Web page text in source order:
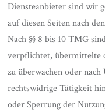
Diensteanbieter sind wir
auf diesen Seiten nach
Nach §§ 8 bis 10 TMG
verpflichtet, übermittelte
zu überwachen oder
rechtswidrige Tätigkeit
oder Sperrung der